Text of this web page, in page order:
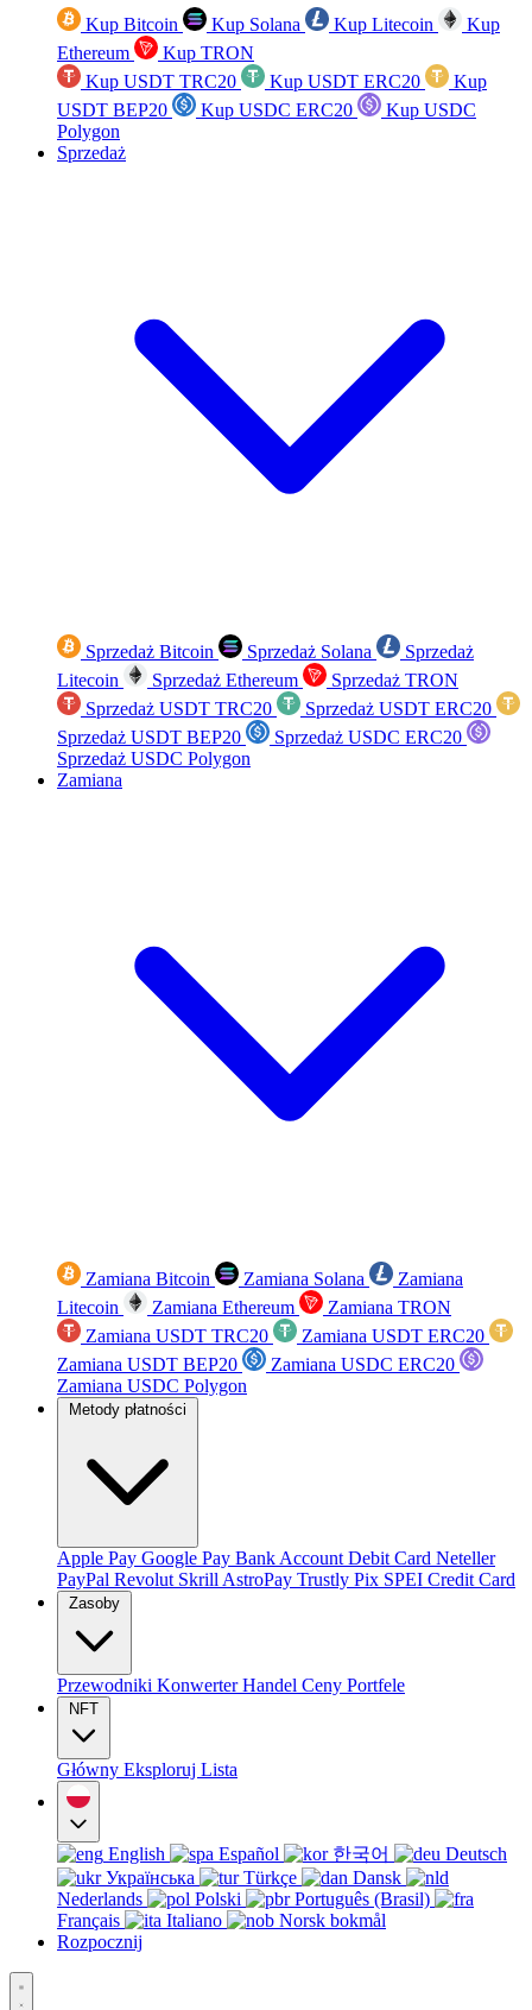
Kup Bitcoin Kup Solana Kup Litecoin
Kup
Ethereum
Kup TRON
Kup USDT TRC20
Kup USDT ERC20
Kup
USDT BEP20
Kup USDC ERC20
Kup USDC
Polygon
Sprzedaż
Sprzedaż Bitcoin Sprzedaż Solana
Sprzedaż
Litecoin
Sprzedaż Ethereum
Sprzedaż TRON
Sprzedaż USDT TRC20
Sprzedaż USDT ERC20
Sprzedaż USDT BEP20
Sprzedaż USDC ERC20
Sprzedaż USDC Polygon
Zamiana
Zamiana Bitcoin Zamiana Solana
Zamiana
Litecoin
Zamiana Ethereum
Zamiana TRON
Zamiana USDT TRC20
Zamiana USDT ERC20
Zamiana USDT BEP20
Zamiana USDC ERC20
Zamiana USDC Polygon
Metody płatności
Apple Pay Google Pay Bank Account Debit Card Neteller
PayPal Revolut Skrill AstroPay Trustly Pix SPEI Credit Card
Zasoby
Przewodniki KonwerterHandel Ceny Portfele
NFT
Główny Eksploruj Lista
English Español 한국어
Deutsch
Українська
Türkçe
Dansk
Nederlands
Polski
Português (Brasil)
Français
Italiano
Norsk bokmål
Rozpocznij